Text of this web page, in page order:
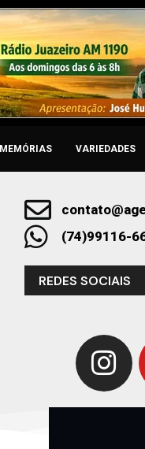
MEMÓRIAS VARIEDADES
(74)99116-
REDES SOCIAIS